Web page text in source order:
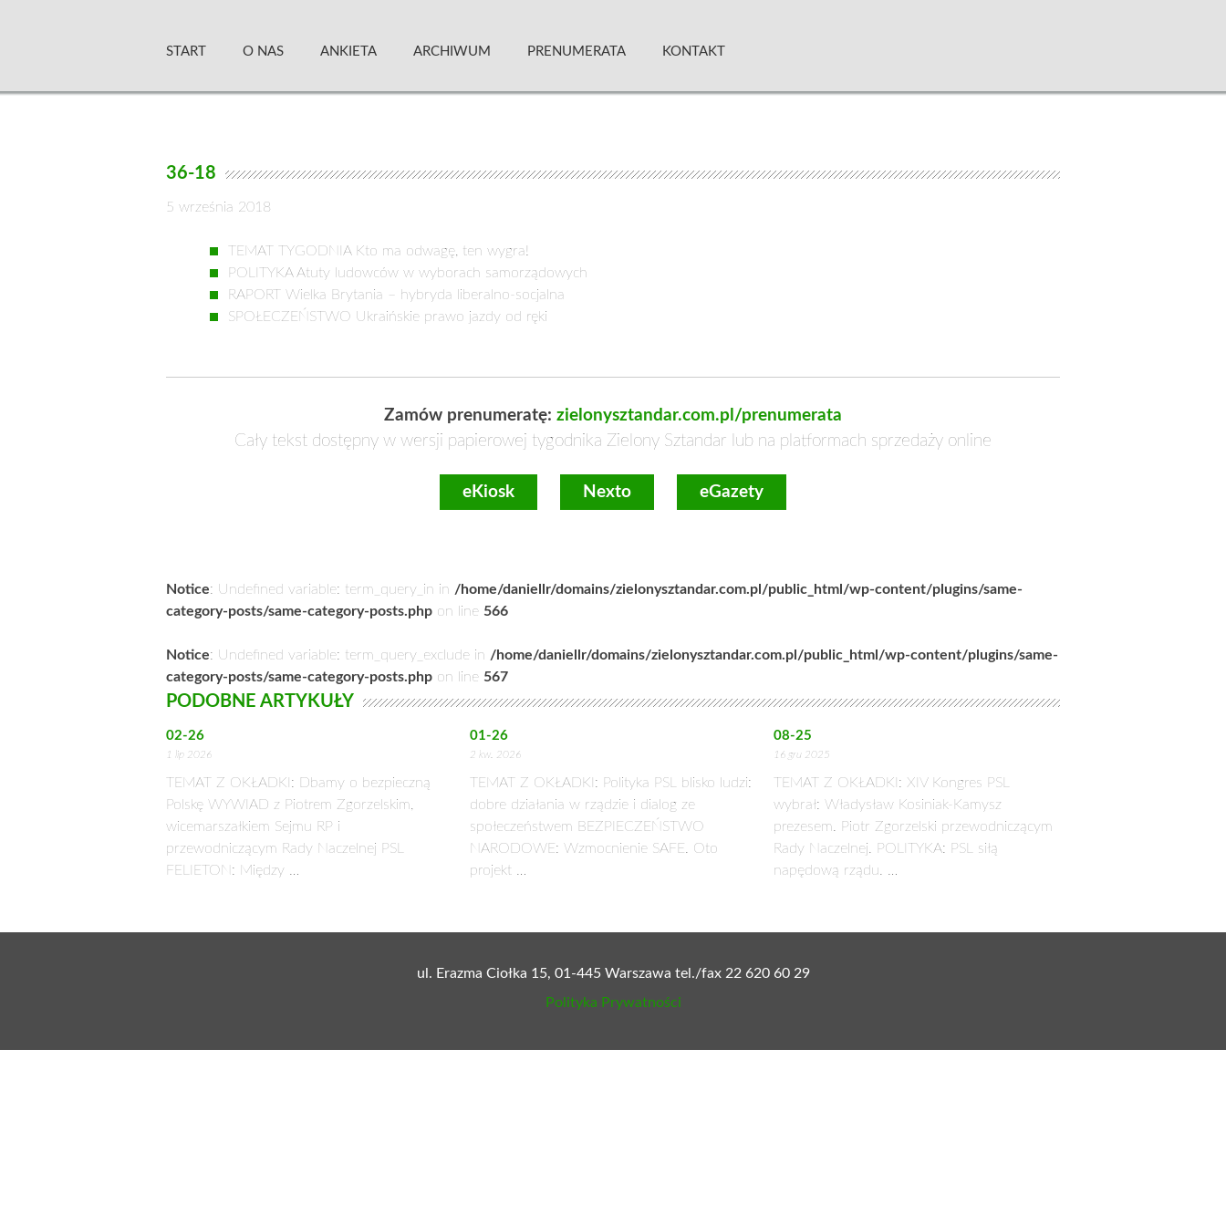
START O NAS ANKIETA ARCHIWUM PRENUMERATA KONTAKT
36-18
5 września 2018
TEMAT TYGODNIA Kto ma odwagę, ten wygra!
POLITYKA Atuty ludowców w wyborach samorządowych
RAPORT Wielka Brytania – hybryda liberalno-socjalna
SPOŁECZEŃSTWO Ukraińskie prawo jazdy od ręki
Zamów prenumeratę: zielonysztandar.com.pl/prenumerata
Cały tekst dostępny w wersji papierowej tygodnika Zielony Sztandar lub na platformach sprzedaży online
eKiosk Nexto eGazety
Notice: Undefined variable: term_query_in in /home/daniellr/domains/zielonysztandar.com.pl/public_html/wp-content/plugins/same-
category-posts/same-category-posts.php on line 566
Notice: Undefined variable: term_query_exclude in /home/daniellr/domains/zielonysztandar.com.pl/public_html/wp-content/plugins/same-
category-posts/same-category-posts.php on line 567
PODOBNE ARTYKUŁY
02-26
1 lip 2026
TEMAT Z OKŁADKI: Dbamy o bezpieczną
Polskę WYWIAD z Piotrem Zgorzelskim,
wicemarszałkiem Sejmu RP i
przewodniczącym Rady Naczelnej PSL
FELIETON: Między …
01-26
2 kw. 2026
TEMAT Z OKŁADKI: Polityka PSL blisko ludzi:
dobre działania w rządzie i dialog ze
społeczeństwem BEZPIECZEŃSTWO
NARODOWE: Wzmocnienie SAFE. Oto
projekt …
08-25
16 gru 2025
TEMAT Z OKŁADKI: XIV Kongres PSL
wybrał: Władysław Kosiniak-Kamysz
prezesem. Piotr Zgorzelski przewodniczącym
Rady Naczelnej. POLITYKA: PSL siłą
napędową rządu. …
ul. Erazma Ciołka 15, 01-445 Warszawa tel./fax 22 620 60 29
Polityka Prywatności